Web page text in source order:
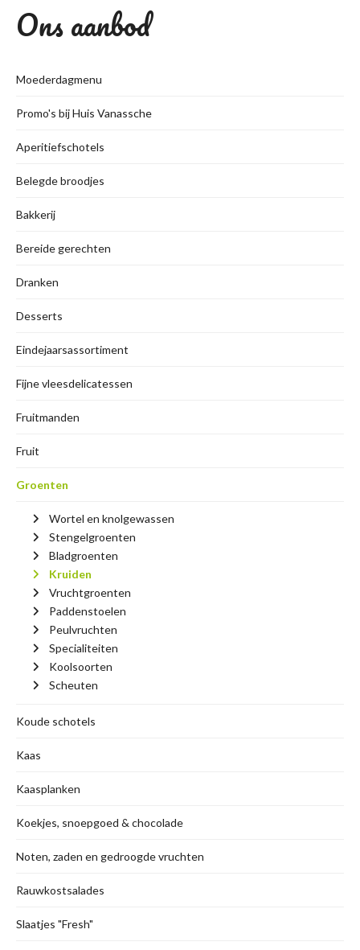
Ons aanbod
Moederdagmenu
Promo's bij Huis Vanassche
Aperitiefschotels
Belegde broodjes
Bakkerij
Bereide gerechten
Dranken
Desserts
Eindejaarsassortiment
Fijne vleesdelicatessen
Fruitmanden
Fruit
Groenten
Wortel en knolgewassen
Stengelgroenten
Bladgroenten
Kruiden
Vruchtgroenten
Paddenstoelen
Peulvruchten
Specialiteiten
Koolsoorten
Scheuten
Koude schotels
Kaas
Kaasplanken
Koekjes, snoepgoed & chocolade
Noten, zaden en gedroogde vruchten
Rauwkostsalades
Slaatjes "Fresh"